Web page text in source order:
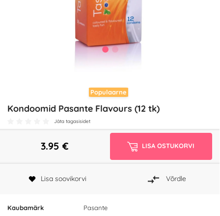
Populaarne
Kondoomid Pasante Flavours (12 tk)
Jäta tagasisidet
Kaubamärk Pasante
3.95 € LISA OSTUKORVI
Lisa soovikorvi Võrdle